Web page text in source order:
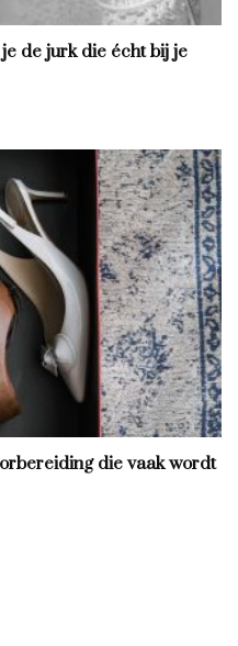
de jurk die écht bij je
die vaak wordt